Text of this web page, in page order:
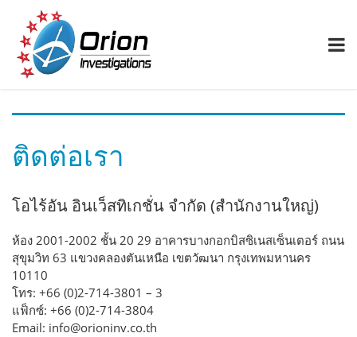
ติดต่อเรา
โอไร้อัน อินเว็สทิเกชั่น จำกัด (สำนักงานใหญ่)
ห้อง 2001-2002 ชั้น 20 29 อาคารบางกอกบิสซิเนสเซ็นเตอร์ ถนน
สุขุมวิท 63 แขวงคลองตันเหนือ เขตวัฒนา กรุงเทพมหานคร
10110
โทร: +66 (0)2-714-3801 – 3
แฟ็กซ์: +66 (0)2-714-3804
Email: info@orioninv.co.th